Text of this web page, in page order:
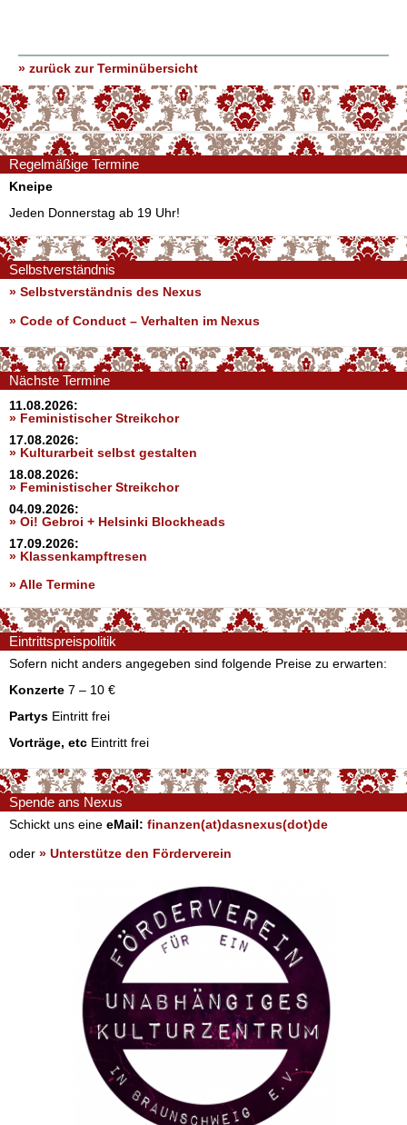
» zurück zur Terminübersicht
Regelmäßige Termine
Kneipe
Jeden Donnerstag ab 19 Uhr!
Selbstverständnis
» Selbstverständnis des Nexus
» Code of Conduct – Verhalten im Nexus
Nächste Termine
11.08.2026:
» Feministischer Streikchor
17.08.2026:
» Kulturarbeit selbst gestalten
18.08.2026:
» Feministischer Streikchor
04.09.2026:
» Oi! Gebroi + Helsinki Blockheads
17.09.2026:
» Klassenkampftresen
» Alle Termine
Eintrittspreispolitik
Sofern nicht anders angegeben sind folgende Preise zu erwarten:
Konzerte 7 – 10 €
Partys Eintritt frei
Vorträge, etc Eintritt frei
Spende ans Nexus
Schickt uns eine eMail: finanzen(at)dasnexus(dot)de
oder » Unterstütze den Förderverein